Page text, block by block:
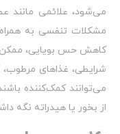
می‌شود، علائمی مانند
مشکلات تنفسی به همراه
کاهش حس بویایی، ممکن
شرایطی، غذاهای
می‌توانند کمک‌کننده
از بخور یا هیدراته نگه